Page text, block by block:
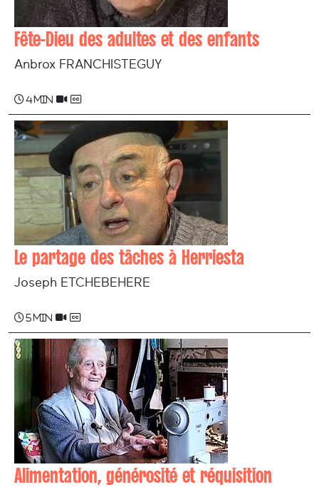
Fête-Dieu des adultes et des enfants
Anbrox FRANCHISTEGUY
4 min
Le partage des tâches à Herriesta
Joseph ETCHEBEHERE
5 min
Alimentation, générosité et réquisition